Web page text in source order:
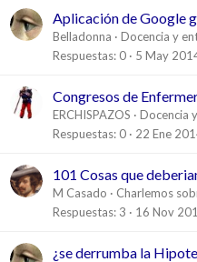
Aplicación de Google
Belladonna
Docencia y
Respuestas 0 5 May
Congresos de
ERCHISPAZOS
Docencia
Respuestas 0 22 Ene
101 Cosas que
M Casado
Charlemos
Respuestas 3 16 Nov
¿se derrumba la